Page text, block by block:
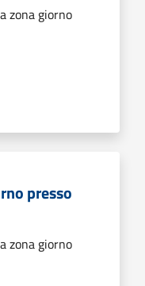
zona giorno
presso
zona giorno